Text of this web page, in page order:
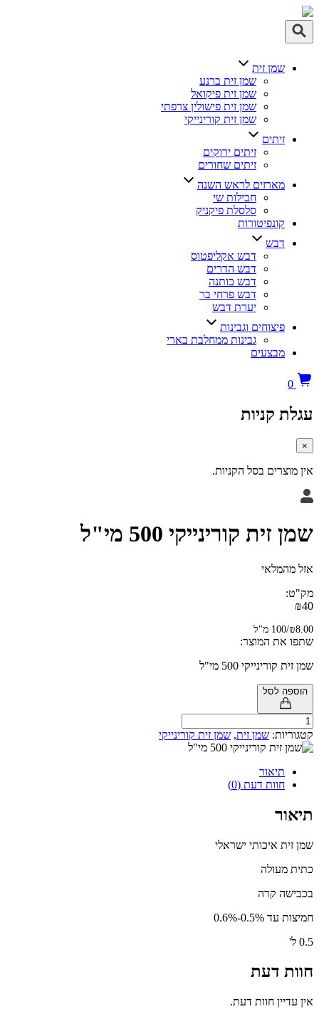
זית
שמן זית ברנע
שמן זית פיקואל
שמן זית פישולין צרפתי
שמן זית קורינייקי
זיתים ירוקים
זיתים שחורים
לראש השנה
חבילות שי
סלסלת פיקניק
דבש אקליפטוס
דבש הדרים
דבש כותנה
דבש פרחי בר
יערת דבש
וגבינות
גבינות ממחלבת בארי
בסל הקניות.
קורינייקי 500 מי"ל
המוצר:
500 מי"ל
שמן זית, שמן זית קורינייקי
דעת (0)
ישראלי
קרה
0.6%
חוות דעת.